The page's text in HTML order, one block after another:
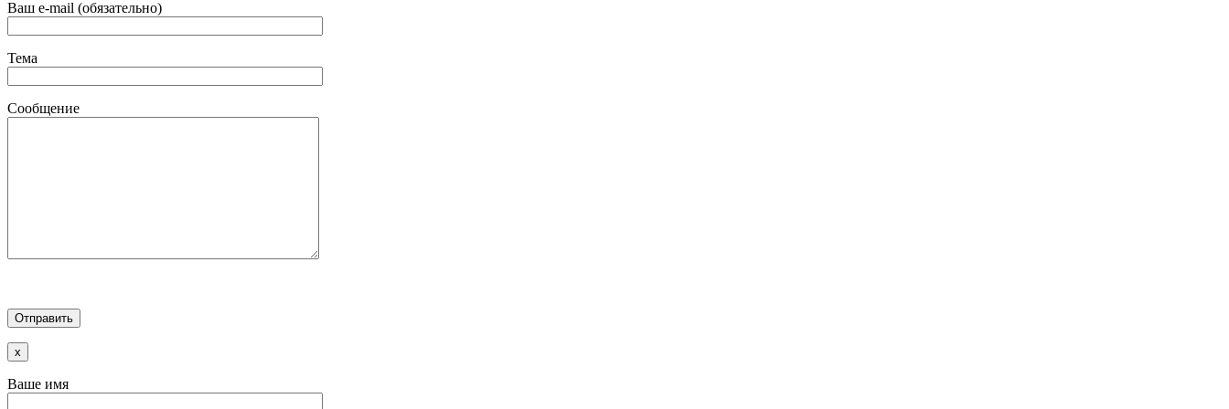
Ваш e-mail (обязательно)
Тема
Сообщение
x
Ваше имя